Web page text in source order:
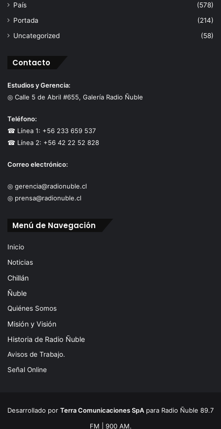
País
(578)
Portada
(214)
Uncategorized
(58)
Contacto
Estudios y Gerencia:
◎ Calle 5 de Abril #655, Galería Radio Ñuble
Teléfono:
☎ Línea 1: +56 233 659 537
☎ Línea 2: +56 42 22 52 828
Correo electrónico:
◎ gerencia@radionuble.cl
◎ prensa@radionuble.cl
Menú de Navegación
Inicio
Noticias
Chillán
Ñuble
Quiénes Somos
Misión y Visión
Historia de Radio Ñuble
Avisos de Trabajo.
Señal Online
Desarrollado por Terra Comunicaciones SpA para Radio Ñuble 89.7
FM | 900 AM.